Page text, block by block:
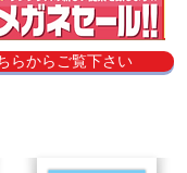
らからご覧下さい